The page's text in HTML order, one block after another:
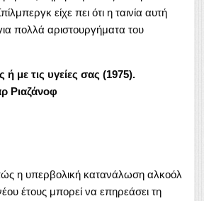
είχε πει ότι η ταινία αυτή
πολλά αριστουργήματα του
ή με τις υγείες σας (1975).
Ριαζάνοφ
η υπερβολική κατανάλωση αλκοόλ
έτους μπορεί να επηρεάσει τη